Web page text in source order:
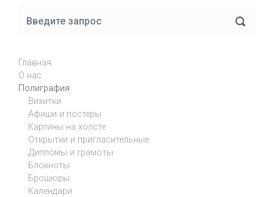
Главная
О нас
Полиграфия
Визитки
Афиши и постеры
Картины на холсте
Открытки и пригласительные
Дипломы и грамоты
Блокноты
Брошюры
Календари